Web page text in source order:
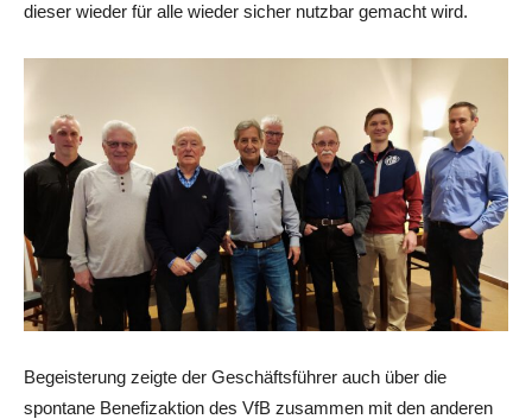
dieser wieder für alle wieder sicher nutzbar gemacht wird.
Begeisterung zeigte der Geschäftsführer auch über die
spontane Benefizaktion des VfB zusammen mit den anderen